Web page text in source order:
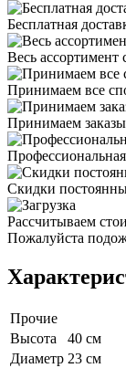
Бесплатная
Весь ассортимент
Принимаем все
Принимаем заказы
Скидки
Рассчитываем
Пожалуйста
Прочие
Высота
40 см
Диаметр 23 см